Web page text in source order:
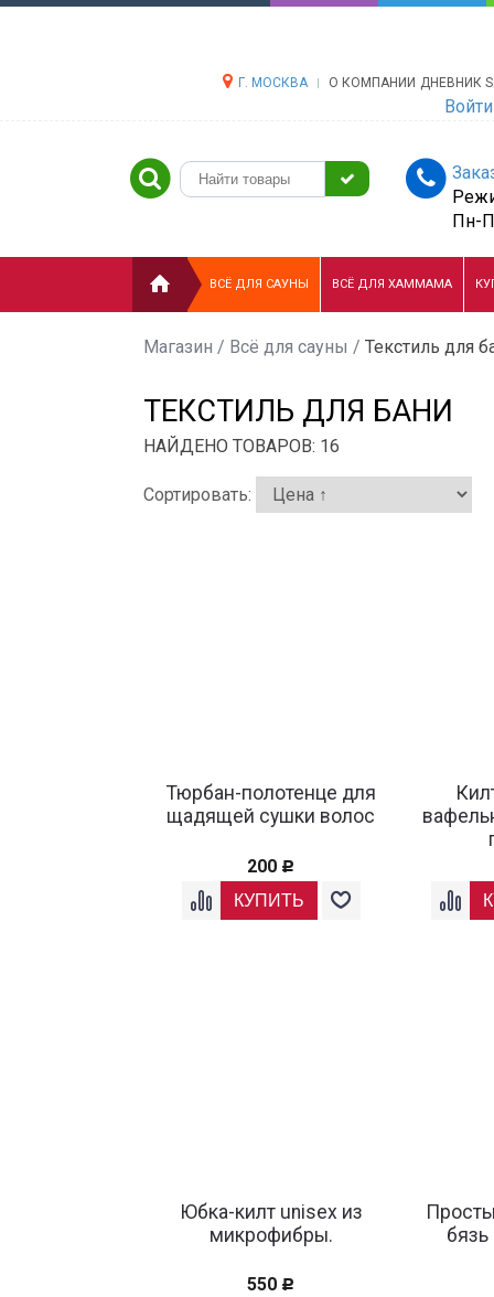
Г. МОСКВА О КОМПАНИИ ДНЕВНИК
Войти
Пн-
ВСЁ ДЛЯ САУНЫ ВСЁ ДЛЯ ХАММАМА
Магазин / Всё для сауны / Текстиль для
ТЕКСТИЛЬ ДЛЯ БАНИ
НАЙДЕНО ТОВАРОВ: 16
Сортировать:
Тюрбан-полотенце для
щадящей сушки волос
200 Р
Юбка-килт unisex из
микрофибры.
550 Р